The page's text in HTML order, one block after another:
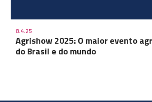
8.4.25
Agrishow 2025: O maior evento
do Brasil e do mundo